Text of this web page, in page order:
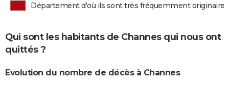
Département d'où ils sont très fréquemment originaires
Qui sont les habitants de Channes qui nous ont
quittés ?
Evolution du nombre de décès à Channes